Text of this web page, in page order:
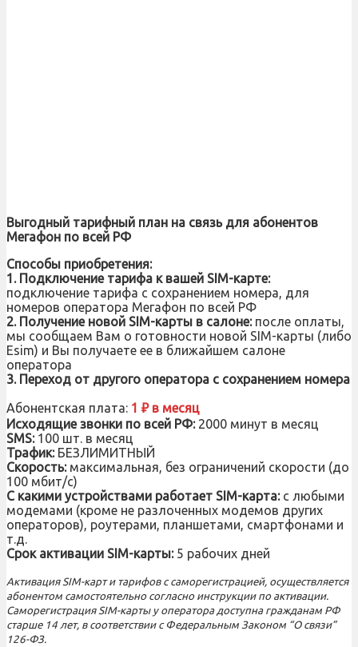
Выгодный тарифный план на связь для абонентов
Мегафон по всей РФ
Способы приобретения:
1. Подключение тарифа к вашей SIM-карте:
подключение тарифа с сохранением номера, для
номеров оператора Мегафон по всей РФ
2. Получение новой SIM-карты в салоне: после оплаты,
мы сообщаем Вам о готовности новой SIM-карты (либо
Esim) и Вы получаете ее в ближайшем салоне
оператора
3. Переход от другого оператора с сохранением номера
Абонентская плата: 1 ₽ в месяц
Исходящие звонки по всей РФ:2000 минут в месяц
SMS:100 шт. в месяц
Трафик:БЕЗЛИМИТНЫЙ
Скорость:максимальная, без ограничений скорости (до
100 мбит/с)
С какими устройствами работает SIM-карта:с любыми
модемами (кроме не разлоченных модемов других
операторов), роутерами, планшетами, смартфонами и
т.д.
Срок активации SIM-карты:5 рабочих дней
Активация SIM-карт и тарифов с саморегистрацией, осуществляется
абонентом самостоятельно согласно инструкции по активации.
Саморегистрация SIM-карты у оператора доступна гражданам РФ
старше 14 лет, в соответствии с Федеральным Законом “О связи”
126-ФЗ.